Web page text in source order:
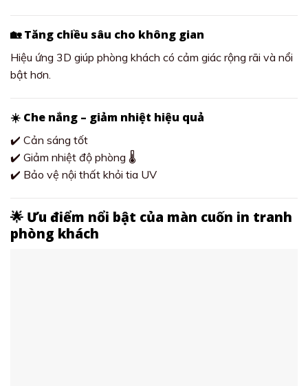
🏡 Tăng chiều sâu cho không gian
Hiệu ứng 3D giúp phòng khách có cảm giác rộng rãi và nổi
bật hơn.
☀️ Che nắng – giảm nhiệt hiệu quả
✔️ Cản sáng tốt
✔️ Giảm nhiệt độ phòng 🌡️
✔️ Bảo vệ nội thất khỏi tia UV
🌟 Ưu điểm nổi bật của màn cuốn in tranh
phòng khách